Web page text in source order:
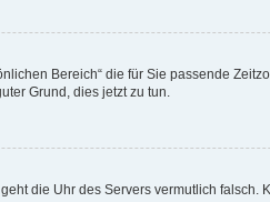
Bereich“ die für Sie passende
Grund, dies jetzt zu tun.
die Uhr des Servers vermutlich falsch.